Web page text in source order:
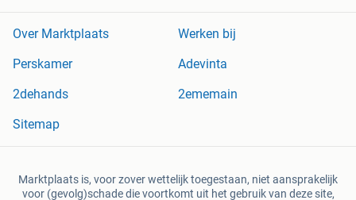
Over Marktplaats
Werken bij
Perskamer
Adevinta
2dehands
2ememain
Sitemap
Marktplaats is, voor zover wettelijk toegestaan, niet aansprakelijk
voor (gevolg)schade die voortkomt uit het gebruik van deze site,